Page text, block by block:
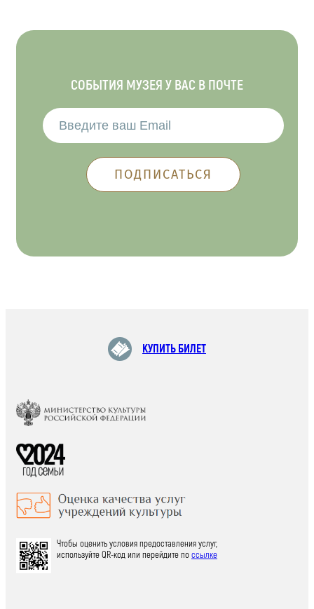
СОБЫТИЯ МУЗЕЯ У ВАС В ПОЧТЕ
КУПИТЬ БИЛЕТ
Чтобы оценить условия предоставления услуг,
используйте QR-код или перейдите поссылке